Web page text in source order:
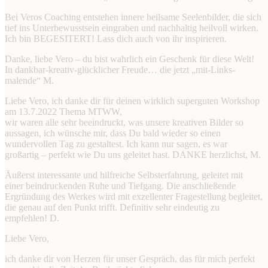
Bei Veros Coaching entstehen innere heilsame Seelenbilder, die sich
tief ins Unterbewusstsein eingraben und nachhaltig heilvoll wirken.
Ich bin BEGESITERT! Lass dich auch von ihr inspirieren.
Danke, liebe Vero – du bist wahrlich ein Geschenk für diese Welt!
In dankbar-kreativ-glücklicher Freude… die jetzt „mit-Links-
malende“ M.
Liebe Vero, ich danke dir für deinen wirklich superguten Workshop
am 13.7.2022 Thema MTWW,
wir waren alle sehr beeindruckt, was unsere kreativen Bilder so
aussagen, ich wünsche mir, dass Du bald wieder so einen
wundervollen Tag zu gestaltest. Ich kann nur sagen, es war
großartig – perfekt wie Du uns geleitet hast. DANKE herzlichst, M.
Äußerst interessante und hilfreiche Selbsterfahrung, geleitet mit
einer beindruckenden Ruhe und Tiefgang. Die anschließende
Ergründung des Werkes wird mit exzellenter Fragestellung begleitet,
die genau auf den Punkt trifft. Definitiv sehr eindeutig zu
empfehlen! D.
Liebe Vero,
ich danke dir von Herzen für unser Gespräch, das für mich perfekt